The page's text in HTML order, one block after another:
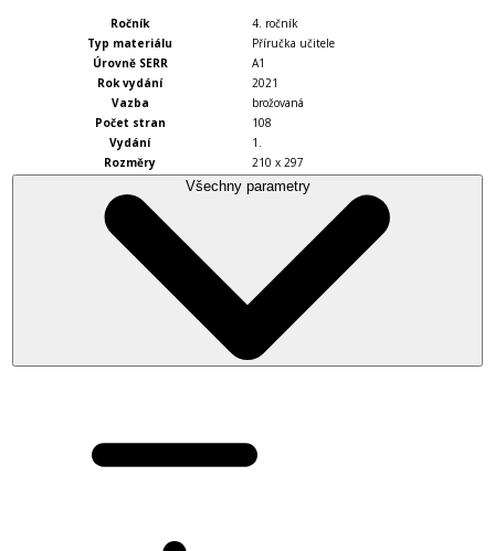
Ročník
4. ročník
Typ materiálu
Příručka učitele
Úrovně SERR
A1
Rok vydání
2021
Vazba
brožovaná
Počet stran
108
Vydání
1.
Rozměry
210 x 297
Všechny parametry